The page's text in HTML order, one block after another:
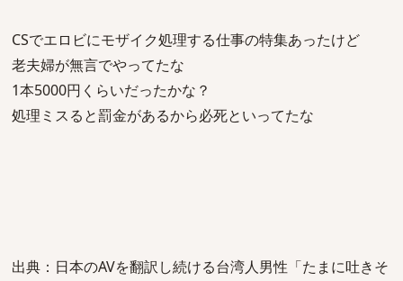
CSでエロビにモザイク処理する仕事の特集あったけど
老夫婦が無言でやってたな
1本5000円くらいだったかな？
処理ミスると罰金があるから必死といってたな
出典：日本のAVを翻訳し続ける台湾人男性「たまに吐きそ